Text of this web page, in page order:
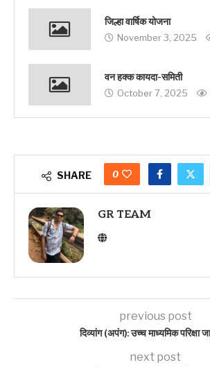
जिल्हा वार्षिक योजना
November 3, 2025
वन हक्क कायदा-समिती
October 7, 2025
SHARE 0
GR TEAM
previous post
दिव्यांग (अपंग): उच्च माध्यमिक परिक्षा
next post